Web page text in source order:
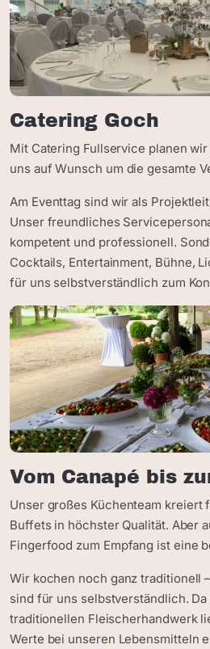
Catering Goch
Mit Catering Fullservice planen
uns auf Wunsch um die gesamte
Am Eventtag sind wir als
Unser freundliches
kompetent und professionell.
Cocktails, Entertainment, Bühne,
für uns selbstverständlich zum
Vom Canapé bis
Unser großes Küchenteam kreiert
Buffets in höchster Qualität. Aber
Fingerfood zum Empfang ist eine
Wir kochen noch ganz traditionell
sind für uns selbstverständlich.
traditionellen Fleischerhandwerk
Werte bei unseren Lebensmitteln